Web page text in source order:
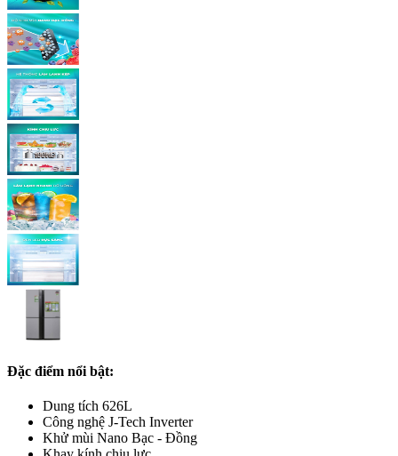
Đặc điểm nổi bật:
Dung tích 626L
Công nghệ J-Tech Inverter
Khử mùi Nano Bạc - Đồng